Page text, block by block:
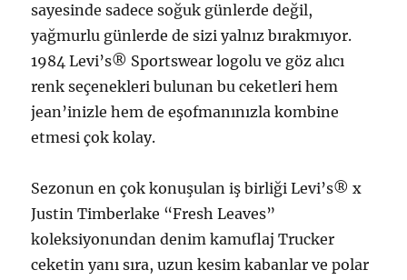
sayesinde sadece soğuk günlerde değil,
yağmurlu günlerde de sizi yalnız bırakmıyor.
1984 Levi’s® Sportswear logolu ve göz alıcı
renk seçenekleri bulunan bu ceketleri hem
jean’inizle hem de eşofmanınızla kombine
etmesi çok kolay.
Sezonun en çok konuşulan iş birliği Levi’s® x
Justin Timberlake “Fresh Leaves”
koleksiyonundan denim kamuflaj Trucker
ceketin yanı sıra, uzun kesim kabanlar ve polar